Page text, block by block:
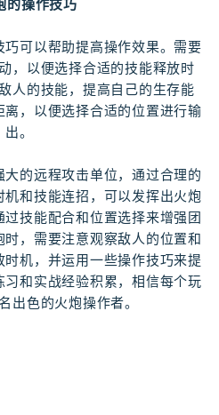
的操作技巧
可以帮助提高操作效果。需要
，以便选择合适的技能释放时
人的技能，提高自己的生存能
，以便选择合适的位置进行输
出。
的远程攻击单位，通过合理的
和技能连招，可以发挥出火炮
技能配合和位置选择来增强团
，需要注意观察敌人的位置和
机，并运用一些操作技巧来提
和实战经验积累，相信每个玩
出色的火炮操作者。